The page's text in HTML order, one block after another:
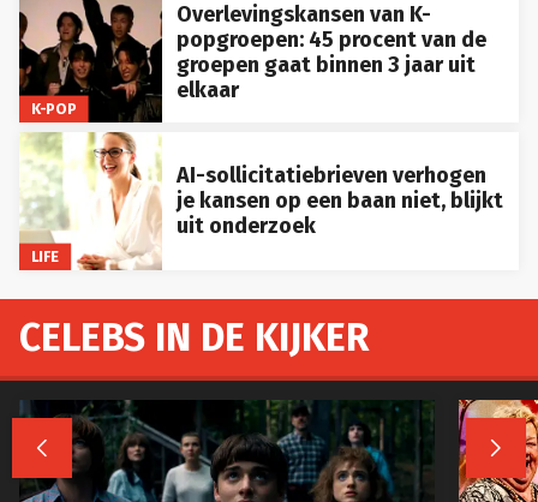
K-POP
Overlevingskansen van K-
popgroepen: 45 procent van de
groepen gaat binnen 3 jaar uit
elkaar
LIFE
AI-sollicitatiebrieven verhogen
je kansen op een baan niet, blijkt
uit onderzoek
CELEBS IN DE KIJKER
 